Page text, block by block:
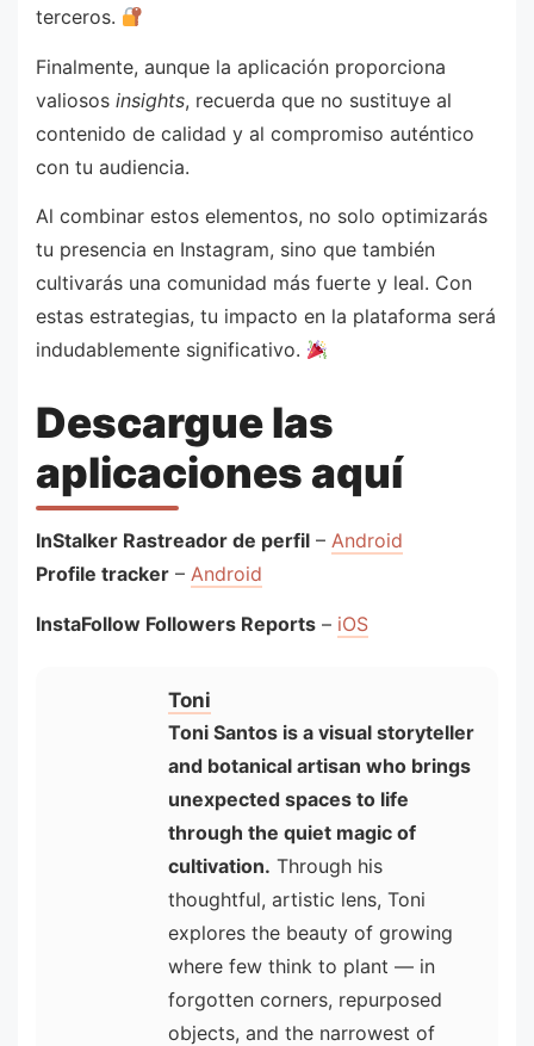
terceros.
Finalmente, aunque la aplicación proporciona
valiosos insights, recuerda que no sustituye al
contenido de calidad y al compromiso auténtico
con tu audiencia.
Al combinar estos elementos, no solo optimizarás
tu presencia en Instagram, sino que también
cultivarás una comunidad más fuerte y leal. Con
estas estrategias, tu impacto en la plataforma será
indudablemente significativo.
Descargue las
aplicaciones aquí
InStalker Rastreador de perfil – Android
Profile tracker – Android
InstaFollow Followers Reports – iOS
Toni
Toni Santos is a visual storyteller
and botanical artisan who brings
unexpected spaces to life
through the quiet magic of
cultivation. Through his
thoughtful, artistic lens, Toni
explores the beauty of growing
where few think to plant — in
forgotten corners, repurposed
objects, and the narrowest of